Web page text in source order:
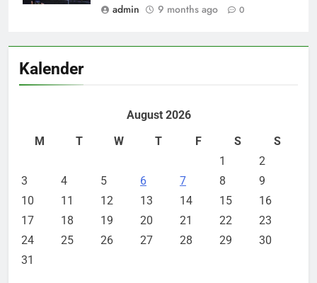
admin
9 months ago 0
Kalender
August 2026
M
T W T F S
S
1
2
3
4 5 6 7 8
9
10
11 12 13 14 15
16
17
18 19 20 21 22
23
24
25 26 27 28 29
30
31